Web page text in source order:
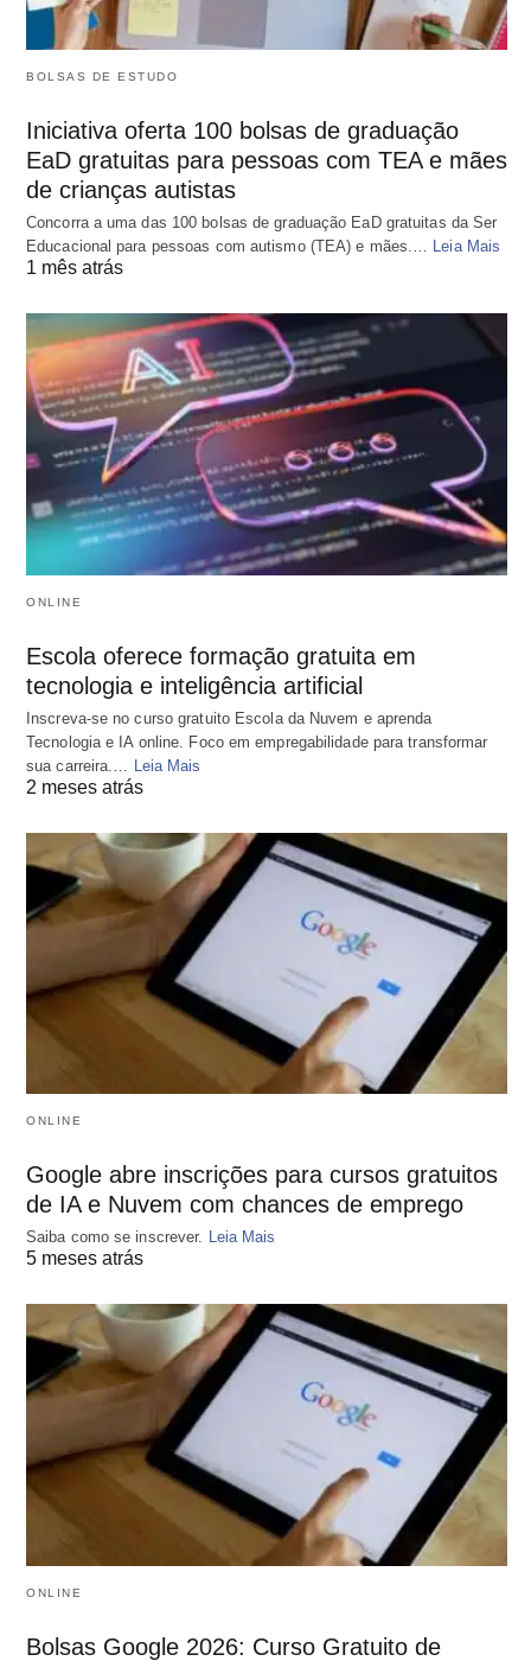
BOLSAS DE ESTUDO
Iniciativa oferta 100 bolsas de graduação
EaD gratuitas para pessoas com TEA e mães
de crianças autistas
Concorra a uma das 100 bolsas de graduação EaD gratuitas da Ser
Educacional para pessoas com autismo (TEA) e mães.… Leia Mais
1 mês atrás
ONLINE
Escola oferece formação gratuita em
tecnologia e inteligência artificial
Inscreva-se no curso gratuito Escola da Nuvem e aprenda
Tecnologia e IA online. Foco em empregabilidade para transformar
sua carreira.… Leia Mais
2 meses atrás
ONLINE
Google abre inscrições para cursos gratuitos
de IA e Nuvem com chances de emprego
Saiba como se inscrever. Leia Mais
5 meses atrás
ONLINE
Bolsas Google 2026: Curso Gratuito de